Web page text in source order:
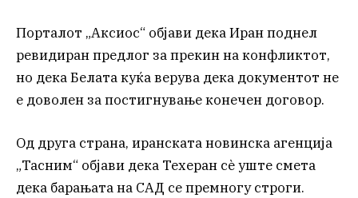
Порталот „Аксиос“ објави дека Иран поднел
ревидиран предлог за прекин на конфликтот,
но дека Белата куќа верува дека документот не
е доволен за постигнување конечен договор.
Од друга страна, иранската новинска агенција
„Тасним“ објави дека Техеран сè уште смета
дека барањата на САД се премногу строги.